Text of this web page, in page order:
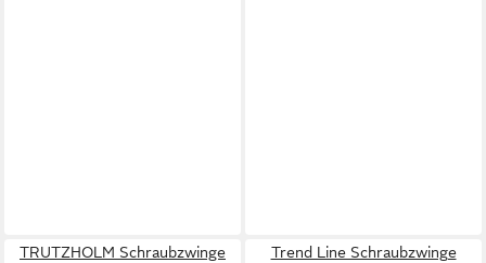
TRUTZHOLM Schraubzwinge
Trend Line Schraubzwinge